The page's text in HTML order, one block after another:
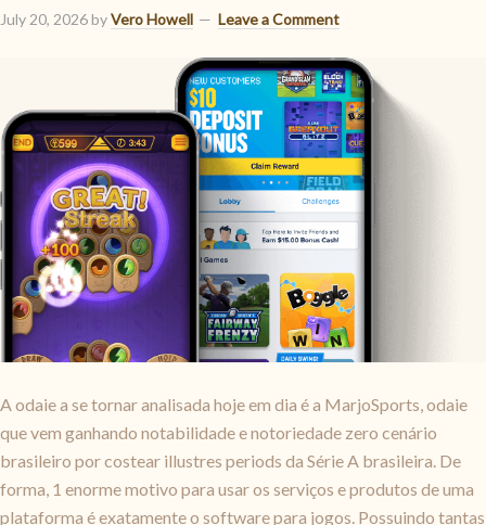
July 20, 2026byVero Howell Leave a Comment
A odaie a se tornar analisada hoje em dia é a MarjoSports, odaie
que vem ganhando notabilidade e notoriedade zero cenário
brasileiro por costear illustres periods da Série A brasileira. De
forma, 1 enorme motivo para usar os serviços e produtos de uma
plataforma é exatamente o software para jogos. Possuindo tantas